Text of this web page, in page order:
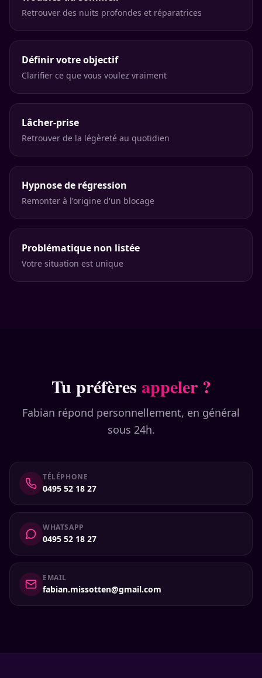
Retrouver des nuits profondes et réparatrices
Définir votre objectif
Clarifier ce que vous voulez vraiment
Lâcher-prise
Retrouver de la légèreté au quotidien
Hypnose de régression
Remonter à l'origine d'un blocage
Problématique non listée
Votre situation est unique
Tu préfères appeler ?
Fabian répond personnellement, en général
sous 24h.
TÉLÉPHONE
0495 52 18 27
WHATSAPP
0495 52 18 27
EMAIL
fabian.missotten@gmail.com